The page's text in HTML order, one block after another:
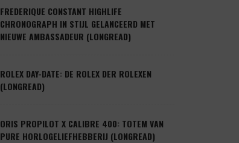
FREDERIQUE CONSTANT HIGHLIFE
CHRONOGRAPH IN STIJL GELANCEERD MET
NIEUWE AMBASSADEUR (LONGREAD)
ROLEX DAY-DATE: DE ROLEX DER ROLEXEN
(LONGREAD)
ORIS PROPILOT X CALIBRE 400: TOTEM VAN
PURE HORLOGELIEFHEBBERIJ (LONGREAD)